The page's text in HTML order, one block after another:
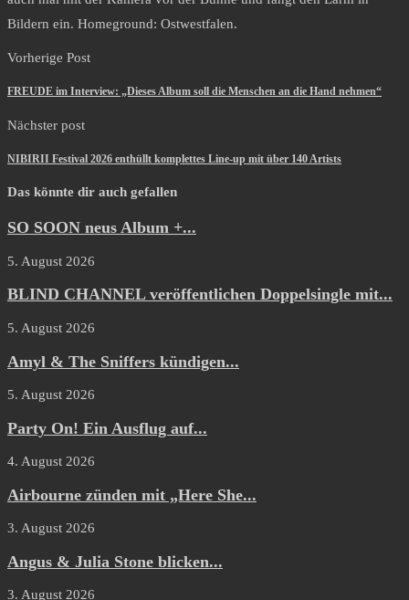
Bildern ein. Homeground: Ostwestfalen.
Vorherige Post
FREUDE im Interview: „Dieses Album soll die Menschen an die Hand nehmen“
Nächster post
NIBIRII Festival 2026 enthüllt komplettes Line-up mit über 140 Artists
Das könnte dir auch gefallen
SO SOON neus Album +...
5. August 2026
BLIND CHANNEL veröffentlichen Doppelsingle mit...
5. August 2026
Amyl & The Sniffers kündigen...
5. August 2026
Party On! Ein Ausflug auf...
4. August 2026
Airbourne zünden mit „Here She...
3. August 2026
Angus & Julia Stone blicken...
3. August 2026